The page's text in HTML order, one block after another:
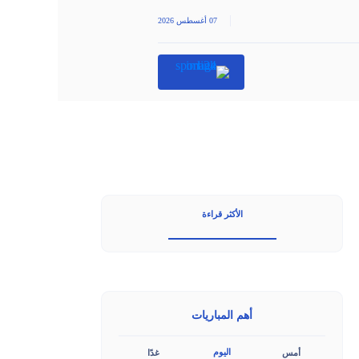
07 أغسطس 2026
الأكثر قراءة
أهم المباريات
أمس اليوم غدًا